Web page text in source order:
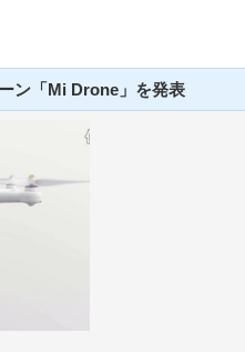
ン「Mi Drone」を発表